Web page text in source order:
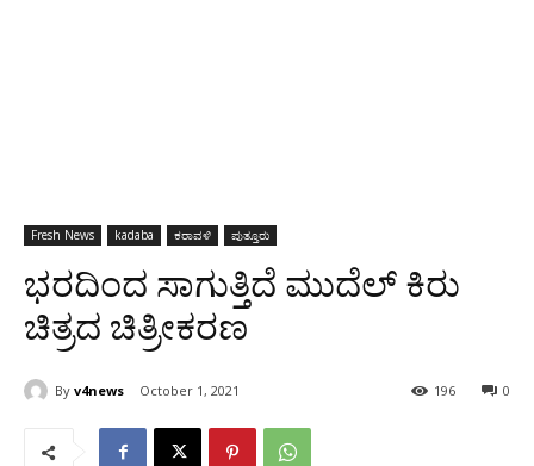
Fresh News kadaba ಕರಾವಳಿ ಪುತ್ತೂರು
ಭರದಿಂದ ಸಾಗುತ್ತಿದೆ ಮುದೆಲ್ ಕಿರು
ಚಿತ್ರದ ಚಿತ್ರೀಕರಣ
By v4news October 1, 2021 0
196